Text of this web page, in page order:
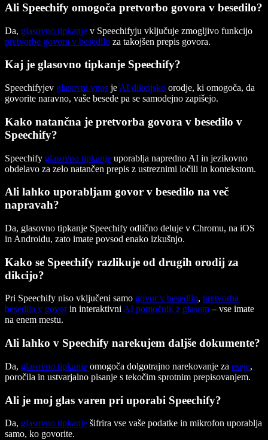
Ali Speechify omogoča pretvorbo govora v besedilo?
Da, glasovno tipkanje v Speechifyju vključuje zmogljivo funkcijo
pretvorbe govora v besedilo za takojšen prepis govora.
Kaj je glasovno tipkanje Speechify?
Speechifyjev glasovni vnos je AI dikcijsko orodje, ki omogoča, da
govorite naravno, vaše besede pa se samodejno zapišejo.
Kako natančna je pretvorba govora v besedilo v
Speechify?
Speechify glasovno tipkanje uporablja napredno AI in jezikovno
obdelavo za zelo natančen prepis z ustreznimi ločili in kontekstom.
Ali lahko uporabljam govor v besedilo na več
napravah?
Da, glasovno tipkanje Speechify odlično deluje v Chromu, na iOS
in Androidu, zato imate povsod enako izkušnjo.
Kako se Speechify razlikuje od drugih orodij za
dikcijo?
Pri Speechify niso vključeni samo govor v besedilo, pretvorba
besedila v govorin interaktivniAI pomočnik z glasom – vse imate
na enem mestu.
Ali lahko v Speechify narekujem daljše dokumente?
Da, glasovno tipkanje omogoča dolgotrajno narekovanje za eseje,
poročila in ustvarjalno pisanje s tekočim sprotnim prepisovanjem.
Ali je moj glas varen pri uporabi Speechify?
Da, glasovno tipkanje šifrira vse vaše podatke in mikrofon uporablja
samo, ko govorite.